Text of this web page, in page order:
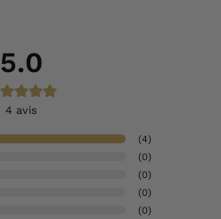
5.0
4 avis
(4)
(0)
(0)
(0)
(0)